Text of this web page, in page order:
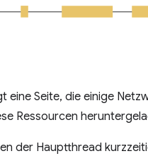
eine Seite, die einige
Ressourcen
der Hauptthread